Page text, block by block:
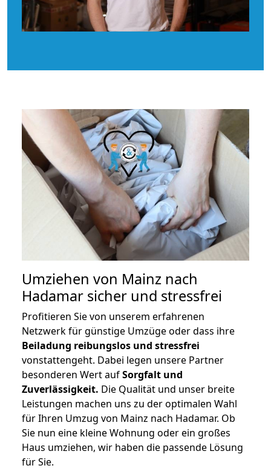
Umziehen von Mainz nach
Hadamar sicher und stressfrei
Profitieren Sie von unserem erfahrenen
Netzwerk für günstige Umzüge oder dass ihre
Beiladung reibungslos und stressfrei
vonstattengeht. Dabei legen unsere Partner
besonderen Wert aufSorgfalt und
Zuverlässigkeit. Die Qualität und unser breite
Leistungen machen uns zu der optimalen Wahl
für Ihren Umzug von Mainz nach Hadamar. Ob
Sie nun eine kleine Wohnung oder ein großes
Haus umziehen, wir haben die passende Lösung
für Sie.